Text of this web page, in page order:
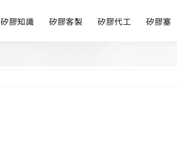
矽膠知識 矽膠客製 矽膠代工 矽膠塞